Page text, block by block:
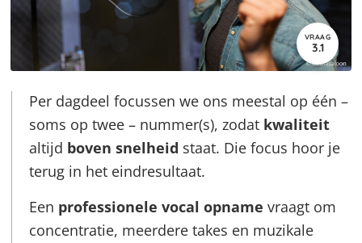
VRAAG
3.1
Per dagdeel focussen we ons meestal op één –
soms op twee – nummer(s), zodat kwaliteit
altijd boven snelheid staat. Die focus hoor je
terug in het eindresultaat.
Een professionele vocal opname vraagt om
concentratie, meerdere takes en muzikale